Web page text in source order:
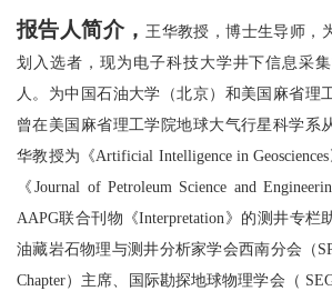
报告人简介， 王华教授，博士生导师，
划入选者，现为 电子科技大学井下信息采
人。为中国石油大学（北京）和美国麻省理
曾在美国麻省理工学院地球大气行星科学系
华教授为《Artificial Intelligence in Geosciences
《Journal of Petroleum Science and
AAPG联合刊物《Interpretation 》的测井专栏
油藏岩石物理与测井分析家学会西南分会（
Chapter）主席、国际勘探地球物理学会（